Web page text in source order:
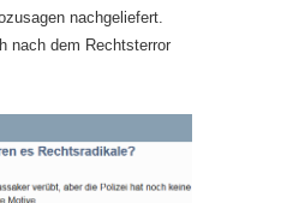
nachgeliefert.
nach dem Rechtsterror